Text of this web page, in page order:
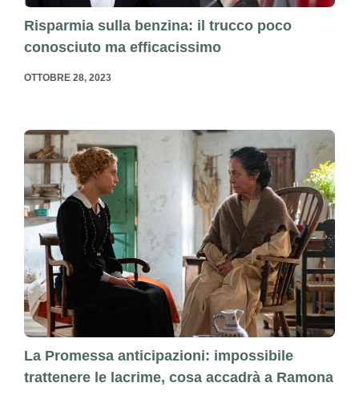
Risparmia sulla benzina: il trucco poco
conosciuto ma efficacissimo
OTTOBRE 28, 2023
La Promessa anticipazioni: impossibile
trattenere le lacrime, cosa accadrà a Ramona